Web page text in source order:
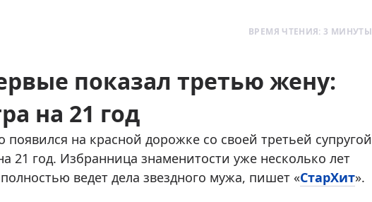
ВРЕМЯ ЧТЕНИЯ: 3 МИНУТЫ
показал третью жену:
на 21 год
появился на красной дорожке со своей третьей супругой
21 год. Избранница знаменитости уже несколько лет
ведет дела звездного мужа, пишет «СтарХит».